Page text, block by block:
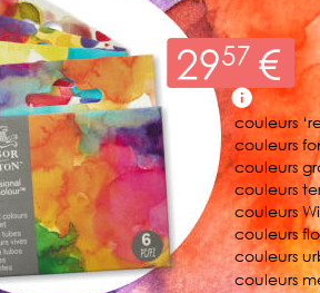
couleurs
couleurs
couleurs
couleurs
couleurs
couleurs
couleurs
couleurs